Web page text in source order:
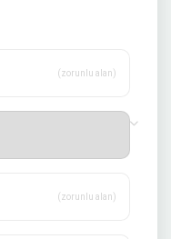
(zorunlu alan)
(zorunlu alan)